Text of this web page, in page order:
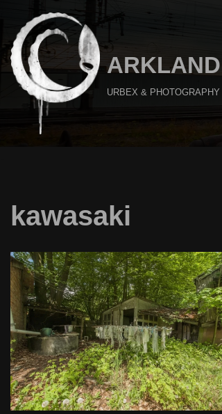
Aller
au
contenu
ARKLAND
URBEX & PHOTOGRAPHY
kawasaki